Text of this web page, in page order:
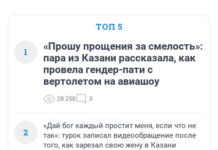
ТОП 5
1
«Прошу прощения за смелость»:
пара из Казани рассказала, как
провела гендер-пати с
вертолетом на авиашоу
28 258 3
2
«Дай бог каждый простит меня, если что не
так»: турок записал видеообращение после
того, как зарезал свою жену в Казани